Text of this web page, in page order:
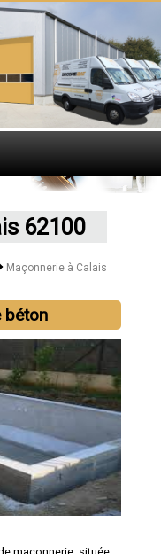
62100
Maçonnerie à Calais
béton